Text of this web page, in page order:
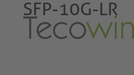
SFP-10G-LR